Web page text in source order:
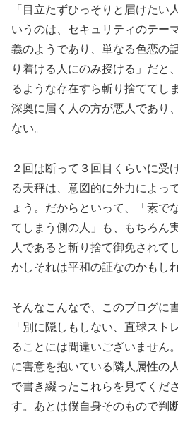
「目立たずひっそりと届けたい
いうのは、セキュリティのテー
義のようであり、単なる色恋の
り着ける人にのみ授ける」だと
るような存在すら斬り捨ててし
深奥に届く人の方が悪人であり
ない。
２回は断って３回目くらいに受
る天秤は、意図的に外力によっ
ょう。だからといって、「素で
てしまう側の人」も、もちろん
人であると斬り捨て御免されて
かしそれは平和の証なのかもし
そんなこんなで、このブログに
「別に隠しもしない、直球スト
ることには間違いございません
に害意を抱いている隣人属性の
で書き綴ったこれらを見てくだ
す。あとは僕自身そのもので判